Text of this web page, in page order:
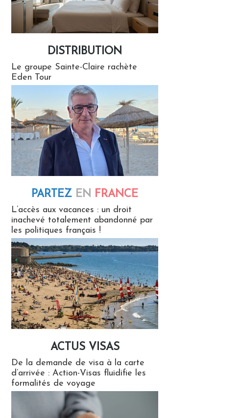
DISTRIBUTION
Le groupe Sainte-Claire rachète
Eden Tour
PARTEZ EN FRANCE
L’accès aux vacances : un droit
inachevé totalement abandonné par
les politiques français !
ACTUS VISAS
De la demande de visa à la carte
d’arrivée : Action-Visas fluidifie les
formalités de voyage